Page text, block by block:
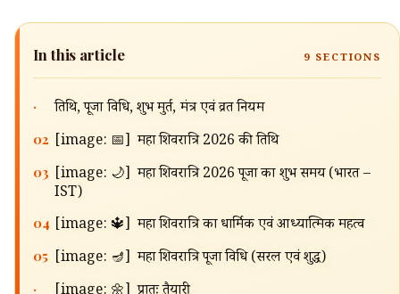
In this article 9 SECTIONS
· तिथि, पूजा विधि, शुभ मुहूर्त, मंत्र एवं व्रत नियम
02 [image: 📅] महा शिवरात्रि 2026 की तिथि
03 [image: 🌙] महा शिवरात्रि 2026 पूजा का शुभ समय (भारत –
IST)
04 [image: 🔱] महा शिवरात्रि का धार्मिक एवं आध्यात्मिक महत्व
05 [image: 🪔] महा शिवरात्रि पूजा विधि (सरल एवं शुद्ध)
·